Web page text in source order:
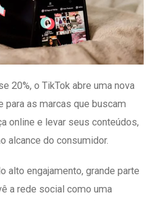
20%, o TikTok abre uma nova
para as marcas que buscam
online e levar seus conteúdos,
alcance do consumidor.
alto engajamento, grande parte
a rede social como uma